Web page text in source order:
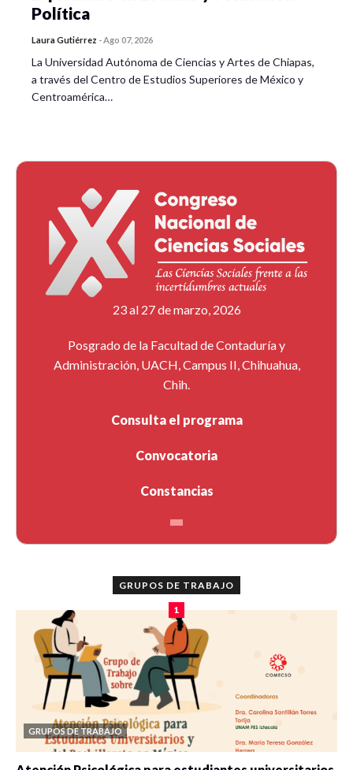
Política
Laura Gutiérrez -Ago 07, 2026
La Universidad Autónoma de Ciencias y Artes de Chiapas,
a través del Centro de Estudios Superiores de México y
Centroamérica…
23 al 27 de marzo, 2026
Posgrado de la Facultad de Contaduría y
Administración, UACH, Campus II, Chihuahua,
Chih.
Consulta el programa
Convocatoria
Constancias
GRUPOS DE TRABAJO
1
GRUPOS DE TRABAJO